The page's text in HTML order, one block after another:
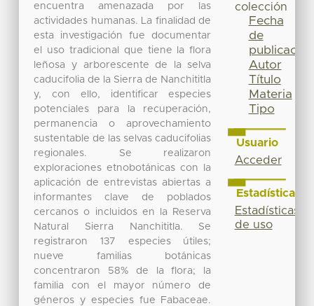
encuentra amenazada por las
actividades humanas. La finalidad de
esta investigación fue documentar
el uso tradicional que tiene la flora
leñosa y arborescente de la selva
caducifolia de la Sierra de Nanchititla
y, con ello, identificar especies
potenciales para la recuperación,
permanencia o aprovechamiento
sustentable de las selvas caducifolias
regionales. Se realizaron
exploraciones etnobotánicas con la
aplicación de entrevistas abiertas a
informantes clave de poblados
cercanos o incluidos en la Reserva
Natural Sierra Nanchititla. Se
registraron 137 especies útiles;
nueve familias botánicas
concentraron 58% de la flora; la
familia con el mayor número de
géneros y especies fue Fabaceae.
colección
Fecha
de
publicación
Autor
Título
Materia
Tipo
Usuario
Acceder
Estadísticas
Estadísticas
de uso